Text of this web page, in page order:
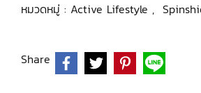
หมวดหมู่ : Active Lifestyle ,
Share